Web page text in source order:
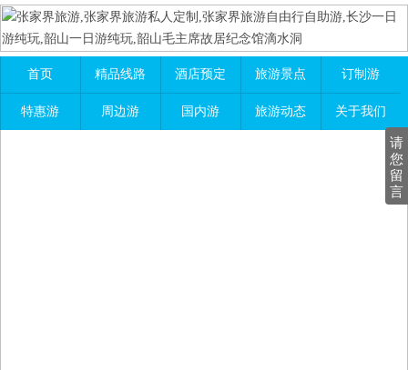
首页 精品线路 酒店预定 旅游景点 订制游
特惠游 周边游 国内游 旅游动态 关于我们
请
您
留
言